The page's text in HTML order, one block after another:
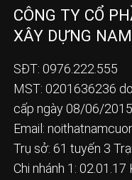
CÔNG TY CỔ
XÂY DỰNG
SĐT: 0976.222.555
MST: 0201636236
cấp ngày 08/06/2015
Email:
Trụ sở: 61 tuyến 3
Chi nhánh 1: